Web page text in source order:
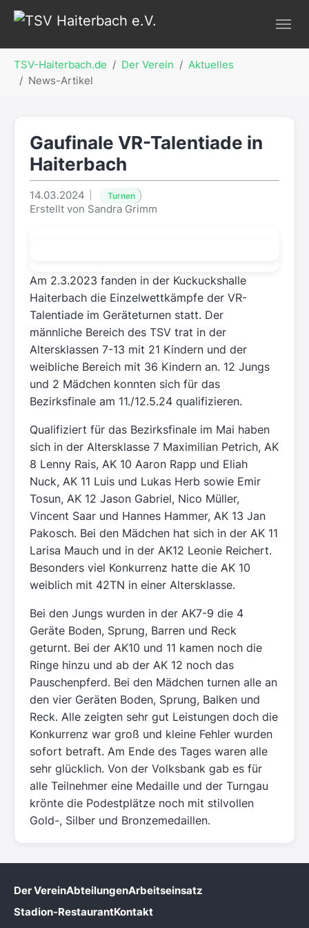
Zur Hauptnavigation springen
Zum Hauptinhalt springen
Zur Fußzeile springen
TSV-Haiterbach.de Der Verein
Aktuelles
News-Artikel
Gaufinale VR-Talentiade in
Haiterbach
14.03.2024 Turnen
Erstellt von Sandra Grimm
Am 2.3.2023 fanden in der Kuckuckshalle
Haiterbach die Einzelwettkämpfe der VR-
Talentiade im Geräteturnen statt. Der
männliche Bereich des TSV trat in der
Altersklassen 7-13 mit 21 Kindern und der
weibliche Bereich mit 36 Kindern an. 12 Jungs
und 2 Mädchen konnten sich für das
Bezirksfinale am 11./12.5.24 qualifizieren.
Qualifiziert für das Bezirksfinale im Mai haben
sich in der Altersklasse 7 Maximilian Petrich, AK
8 Lenny Rais, AK 10 Aaron Rapp und Eliah
Nuck, AK 11 Luis und Lukas Herb sowie Emir
Tosun, AK 12 Jason Gabriel, Nico Müller,
Vincent Saar und Hannes Hammer, AK 13 Jan
Pakosch. Bei den Mädchen hat sich in der AK 11
Larisa Mauch und in der AK12 Leonie Reichert.
Besonders viel Konkurrenz hatte die AK 10
weiblich mit 42TN in einer Altersklasse.
Bei den Jungs wurden in der AK7-9 die 4
Geräte Boden, Sprung, Barren und Reck
geturnt. Bei der AK10 und 11 kamen noch die
Ringe hinzu und ab der AK 12 noch das
Pauschenpferd. Bei den Mädchen turnen alle an
den vier Geräten Boden, Sprung, Balken und
Reck. Alle zeigten sehr gut Leistungen doch die
Konkurrenz war groß und kleine Fehler wurden
sofort betraft. Am Ende des Tages waren alle
sehr glücklich. Von der Volksbank gab es für
alle Teilnehmer eine Medaille und der Turngau
krönte die Podestplätze noch mit stilvollen
Gold-, Silber und Bronzemedaillen.
Der VereinAbteilungenArbeitseinsatz
Stadion-RestaurantKontakt